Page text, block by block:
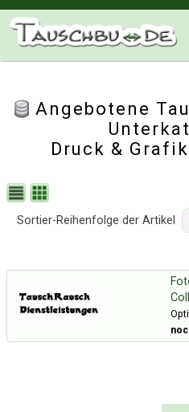
Angebotene
Druck &
Sortier-Reihenfolge der Artikel